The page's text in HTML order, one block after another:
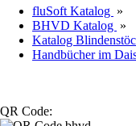
fluSoft Katalog »
BHVD Katalog »
Katalog
Handbücher im
QR Code: